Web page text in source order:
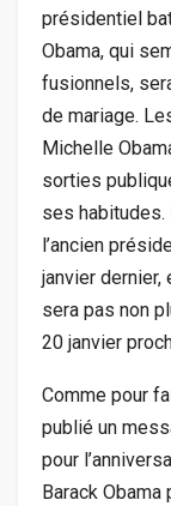
présidentiel
Obama, qui
fusionnels,
de mariage.
Michelle
sorties
ses habitudes.
l’ancien
janvier dernier,
sera pas non
20 janvier
Comme pour
publié un
pour
Barack